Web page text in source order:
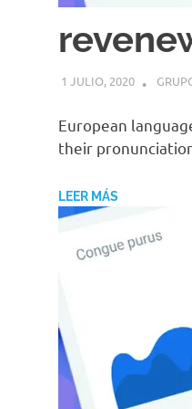
1 JULIO, 2020
European
their
LEER MÁS